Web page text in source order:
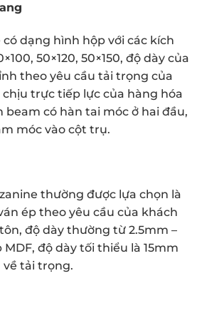
dạng hình hộp với các kích
50×120, 50×150, độ dày của
theo yêu cầu tải trọng của
trực tiếp lực của hàng hóa
beam có hàn tai móc ở hai đầu,
móc vào cột trụ.
thường được lựa chọn là
ép theo yêu cầu của khách
độ dày thường từ 2.5mm –
độ dày tối thiểu là 15mm
về tải trọng.